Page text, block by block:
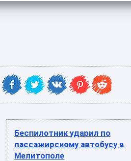
Беспилотник ударил по
пассажирскому автобусу в
Мелитополе